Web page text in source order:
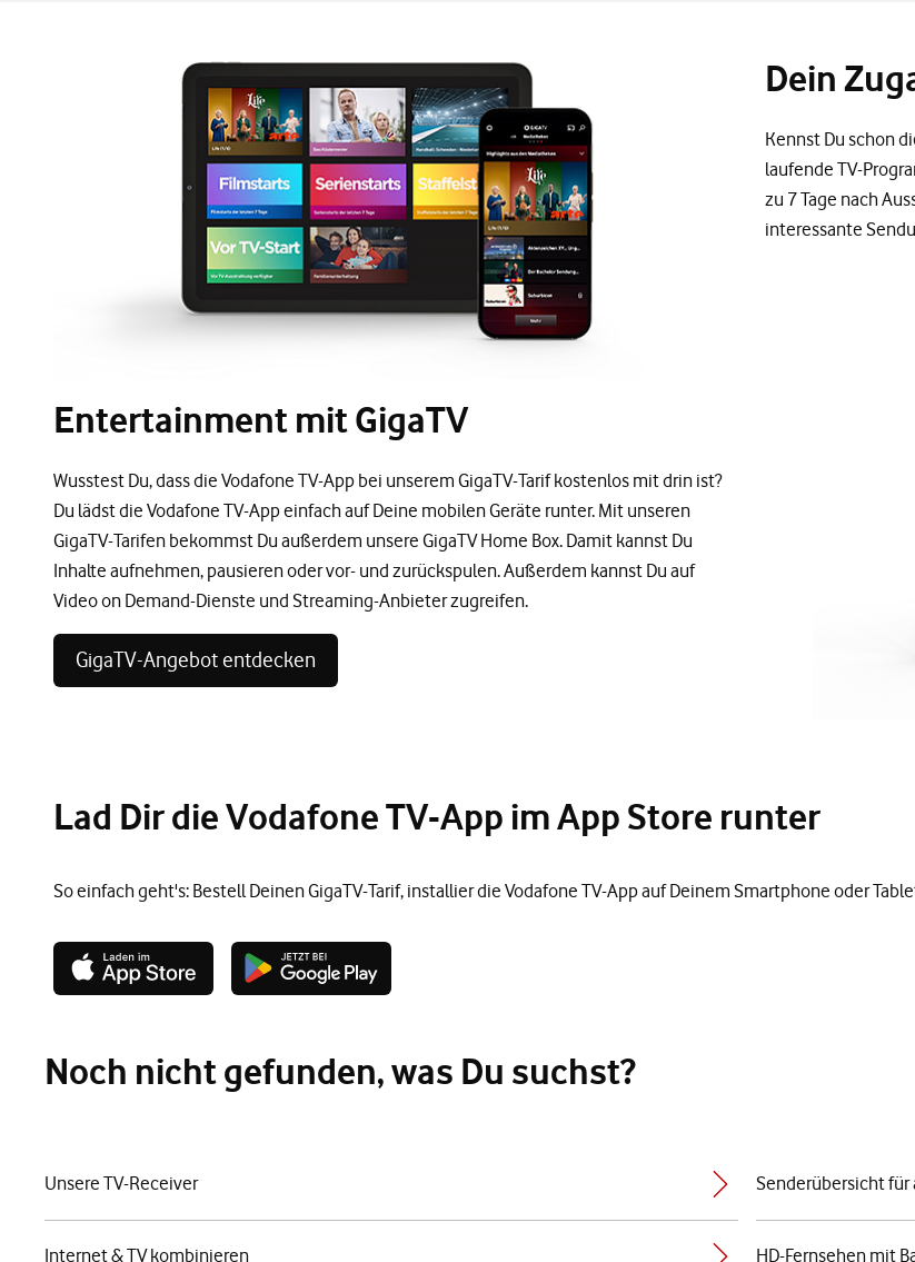
Dein
Kennst Du schon
laufende TV-
zu 7 Tage nach
interessante
Entertainment mit GigaTV
Wusstest Du, dass die Vodafone TV-App bei unserem GigaTV-Tarif kostenlos mit drin ist?
Du lädst die Vodafone TV-App einfach auf Deine mobilen Geräte runter. Mit unseren
GigaTV-Tarifen bekommst Du außerdem unsere GigaTV Home Box. Damit kannst Du
Inhalte aufnehmen, pausieren oder vor- und zurückspulen. Außerdem kannst Du auf
Video on Demand-Dienste und Streaming-Anbieter zugreifen.
GigaTV-Angebot entdecken
Lad Dir die Vodafone TV-App im App Store runter
So einfach geht's: Bestell Deinen GigaTV-Tarif, installier die Vodafone TV-App auf Deinem Smartphone oder
Noch nicht gefunden, was Du suchst?
Unsere TV-Receiver
Internet & TV kombinieren
Senderübersicht für
HD-Fernsehen mit